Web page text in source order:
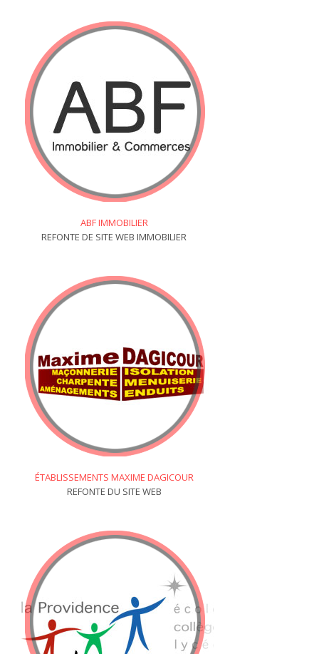
ABF IMMOBILIER
REFONTE DE SITE WEB IMMOBILIER
ÉTABLISSEMENTS MAXIME DAGICOUR
REFONTE DU SITE WEB